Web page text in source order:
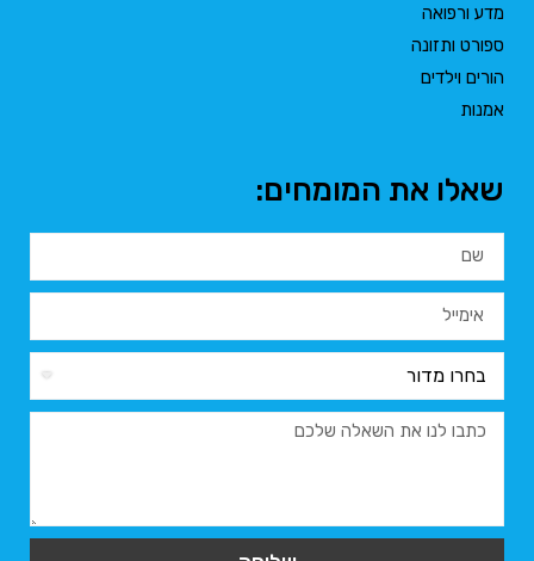
מדע ורפואה
ספורט ותזונה
הורים וילדים
אמנות
שאלו את המומחים: